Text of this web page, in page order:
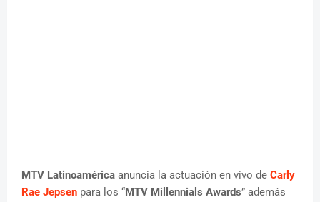
MTV Latinoamérica anuncia la actuación en vivo de Carly
Rae Jepsen para los “MTV Millennials Awards” además